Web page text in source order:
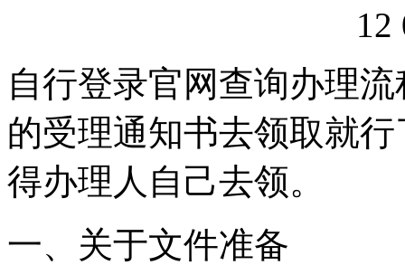
12
自行登录官网查询办理
的受理通知书去领取就
得办理人自己去领。
一、关于文件准备